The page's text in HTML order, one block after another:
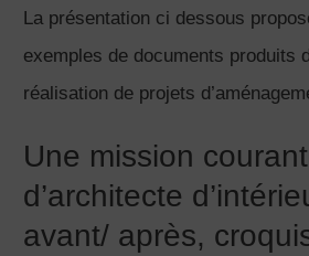
La présentation ci dessous
exemples de documents produits
réalisation de projets
Une mission
d’architecte
avant/ après,